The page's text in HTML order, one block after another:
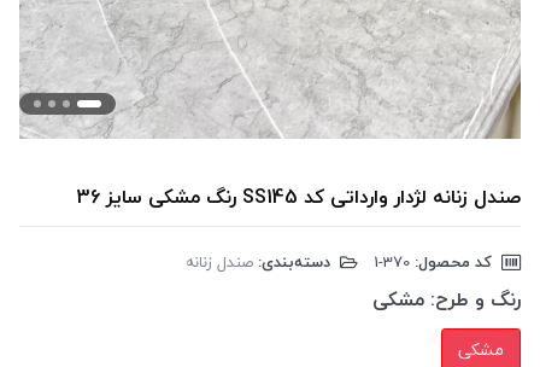
صندل زنانه لژدار وارداتی کد SS145 رنگ مشکی سایز 36
کد محصول: دسته‌بندی: صندل زنانه
رنگ و طرح: مشکی
مشکی